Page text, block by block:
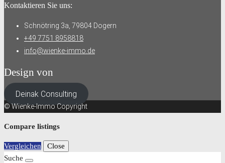
Kontaktieren Sie uns:
Schnötring 3a, 79804 Dogern
+49 7751 8958818
info@wienke-immo.de
Design von
Deinak Consulting
© Wienke-Immo Copyright
Compare listings
Vergleichen
Close
Suche